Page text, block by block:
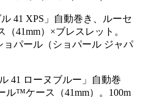
41 XPS」自動巻き、ルーセ
41mm）×ブレスレット。
ョパール（ショパール ジャパ